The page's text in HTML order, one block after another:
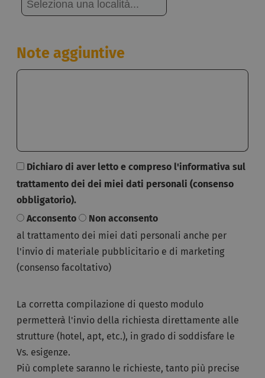
Note aggiuntive
Dichiaro di aver letto e compreso l'informativa sul
trattamento dei dei miei dati personali (consenso
obbligatorio).
Acconsento
Non acconsento
al trattamento dei miei dati personali anche per
l'invio di materiale pubblicitario e di marketing
(consenso facoltativo)
La corretta compilazione di questo modulo
permetterà l'invio della richiesta direttamente alle
strutture (hotel, apt, etc.), in grado di soddisfare le
Vs. esigenze.
Più complete saranno le richieste, tanto più precise